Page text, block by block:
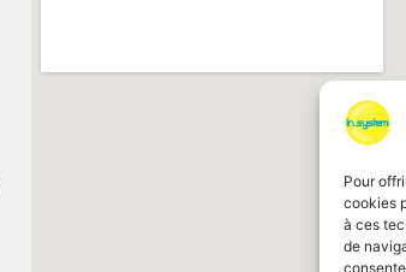
Pour
cookies
à ces
de